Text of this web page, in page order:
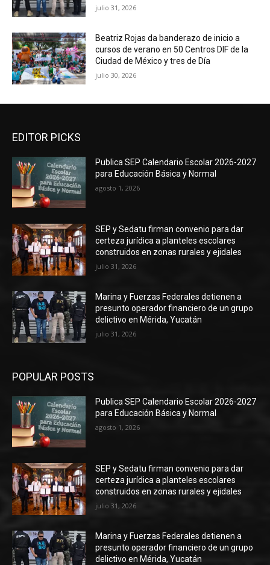
julio 31, 2026
Beatriz Rojas da banderazo de inicio a
cursos de verano en 50 Centros DIF de la
Ciudad de México y tres de Día
julio 30, 2026
EDITOR PICKS
Publica SEP Calendario Escolar 2026-2027
para Educación Básica y Normal
agosto 1, 2026
SEP y Sedatu firman convenio para dar
certeza jurídica a planteles escolares
construidos en zonas rurales y ejidales
julio 31, 2026
Marina y Fuerzas Federales detienen a
presunto operador financiero de un grupo
delictivo en Mérida, Yucatán
julio 31, 2026
POPULAR POSTS
Publica SEP Calendario Escolar 2026-2027
para Educación Básica y Normal
agosto 1, 2026
SEP y Sedatu firman convenio para dar
certeza jurídica a planteles escolares
construidos en zonas rurales y ejidales
julio 31, 2026
Marina y Fuerzas Federales detienen a
presunto operador financiero de un grupo
delictivo en Mérida, Yucatán